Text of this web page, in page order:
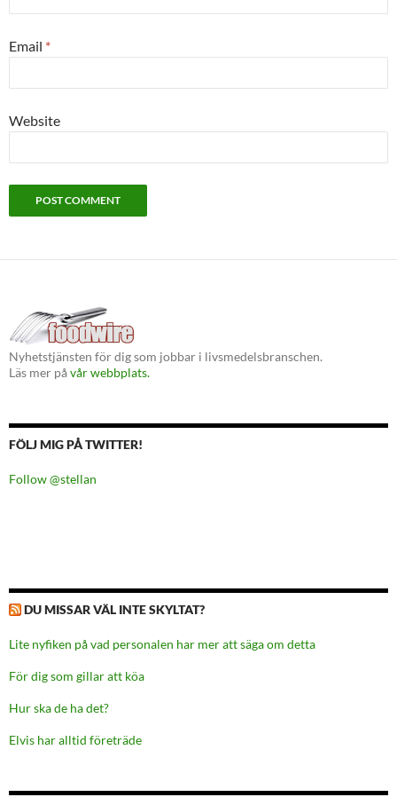
Email *
Website
Nyhetstjänsten för dig som jobbar i livsmedelsbranschen.
Läs mer påvår webbplats.
FÖLJ MIG PÅ TWITTER!
Follow @stellan
DU MISSAR VÄL INTE SKYLTAT?
Lite nyfiken på vad personalen har mer att säga om detta
För dig som gillar att köa
Hur ska de ha det?
Elvis har alltid företräde